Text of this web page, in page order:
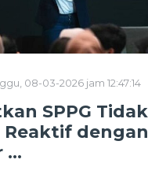
08-03-2026 jam 12:47:14
SPPG Tidak
Reaktif dengan
...